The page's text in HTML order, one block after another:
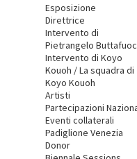
Esposizione
Direttrice
Intervento di
Pietrangelo
Intervento di Koyo
Kouoh / La squadra di
Koyo Kouoh
Artisti
Partecipazioni
Eventi collaterali
Padiglione Venezia
Donor